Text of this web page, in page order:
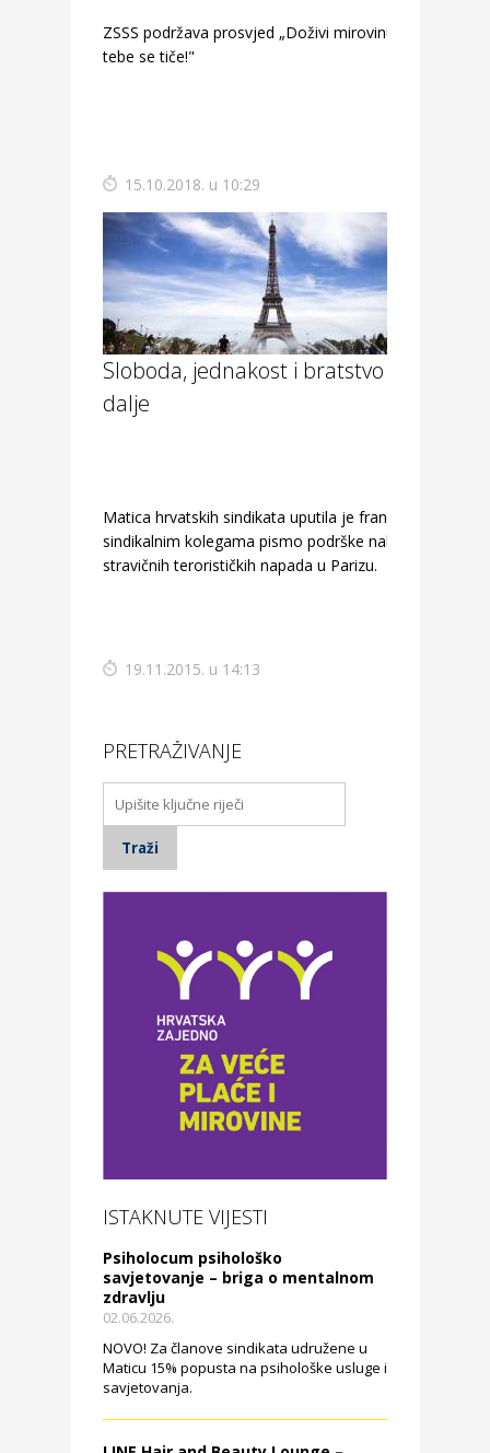
ZSSS podržava prosvjed „Doživi mirovinu! I
tebe se tiče!"
15.10.2018. u 10:29
Sloboda, jednakost i bratstvo žive i
dalje
Matica hrvatskih sindikata uputila je francuskim
sindikalnim kolegama pismo podrške nakon
stravičnih terorističkih napada u Parizu.
19.11.2015. u 14:13
PRETRAŽIVANJE
ISTAKNUTE VIJESTI
Psiholocum psihološko
savjetovanje – briga o mentalnom
zdravlju
02.06.2026.
NOVO! Za članove sindikata udružene u
Maticu 15% popusta na psihološke usluge i
savjetovanja.